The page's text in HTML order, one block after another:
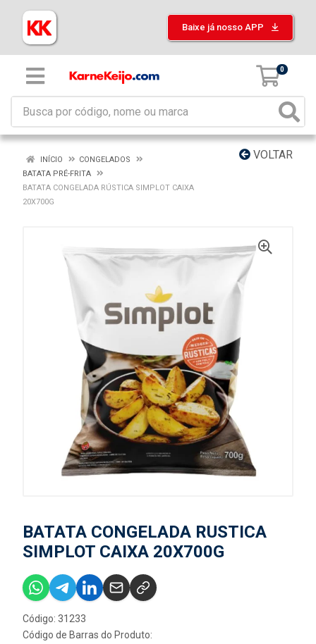
Baixe já nosso APP
0
VOLTAR
INÍCIO
CONGELADOS
BATATA PRÉ-FRITA
BATATA CONGELADA RÚSTICA SIMPLOT CAIXA
20X700G
BATATA CONGELADA RUSTICA
SIMPLOT CAIXA 20X700G
Código: 31233
Código de Barras do Produto: